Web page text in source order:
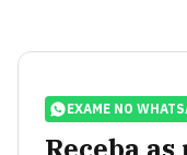
EXAME NO